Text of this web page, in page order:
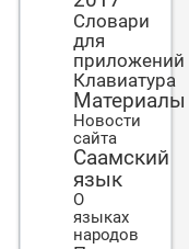
Словари
для
приложений
Клавиатура
Материалы
Новости
сайта
Саамский
язык
О
языках
народов